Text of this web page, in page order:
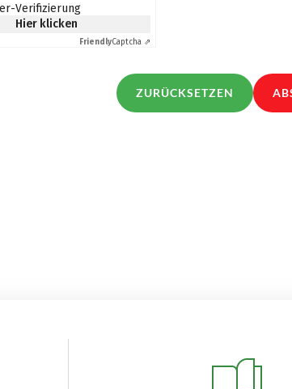
Verifizierung
Hier klicken
FriendlyCaptcha ⇗
ZURÜCKSETZEN